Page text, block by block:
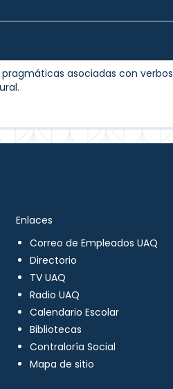
asociadas con verbos
Enlaces
Correo de Empleados UAQ
Directorio
TV UAQ
Radio UAQ
Calendario Escolar
Bibliotecas
Contraloría Social
Mapa de sitio